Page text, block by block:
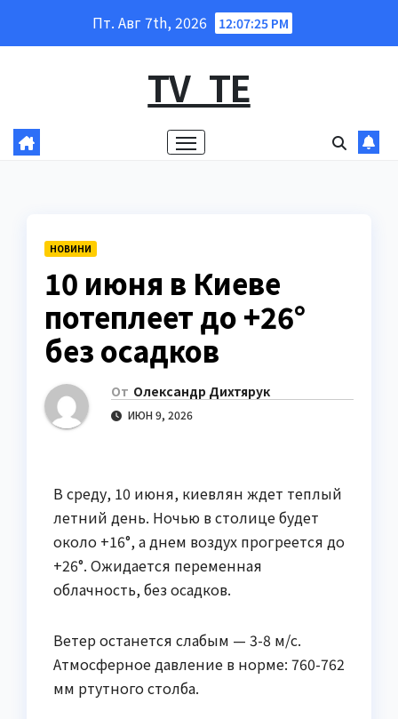
Пт. Авг 7th, 2026 12:07:26 PM
TV_TE
НОВИНИ
10 июня в Киеве
потеплеет до +26°
без осадков
От Олександр Дихтярук
ИЮН 9, 2026
В среду, 10 июня, киевлян ждет теплый
летний день. Ночью в столице будет
около +16°, а днем воздух прогреется до
+26°. Ожидается переменная
облачность, без осадков.
Ветер останется слабым — 3-8 м/с.
Атмосферное давление в норме: 760-762
мм ртутного столба.